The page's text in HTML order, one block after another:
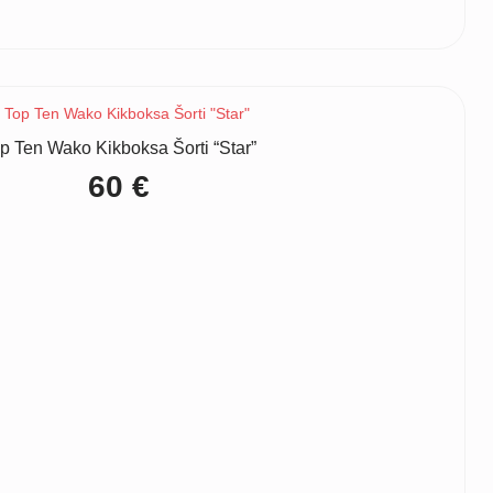
Ten Wako Kikboksa Šorti “Star”
60 €